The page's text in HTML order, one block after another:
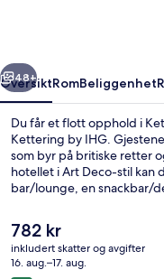
Neste
48+
OversiktRomBeliggenhet
Du får et flott opphold i
Kettering by IHG.
som byr på britiske retter
hotellet i Art Deco-stil kan
bar/lounge, en snackbar/
Den
nåværende
prisen
er
782 kr
inkludert skatter og avgifter
16. aug.–17. aug.